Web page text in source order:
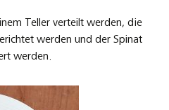
Teller verteilt werden, die
werden und der Spinat
werden.